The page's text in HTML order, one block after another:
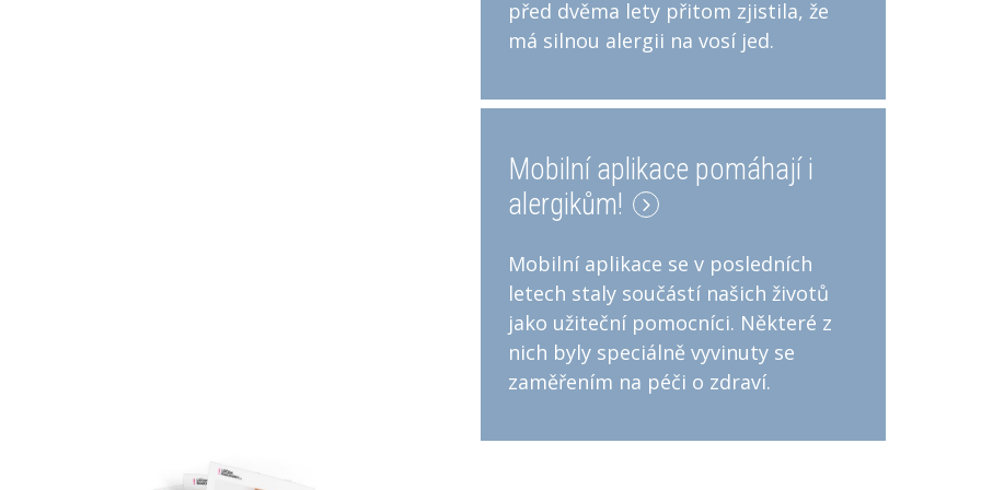
před dvěma lety přitom zjistila, že
má silnou alergii na vosí jed.
Mobilní aplikace pomáhají i
alergikům!
Mobilní aplikace se v posledních
letech staly součástí našich životů
jako užiteční pomocníci. Některé z
nich byly speciálně vyvinuty se
zaměřením na péči o zdraví.